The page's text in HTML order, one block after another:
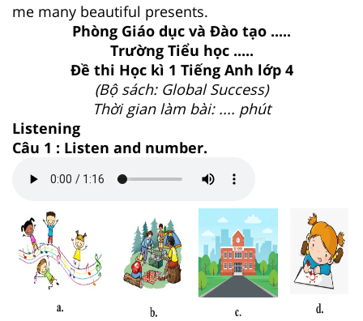
me many beautiful presents.
Phòng Giáo dục và Đào tạo .....
Trường Tiểu học .....
Đề thi Học kì 1 Tiếng Anh lớp 4
(Bộ sách: Global Success)
Thời gian làm bài: .... phút
Listening
Câu 1 : Listen and number.